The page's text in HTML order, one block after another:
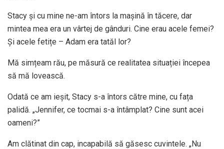
Stacy și cu mine ne-am întors la mașină în tăcere, dar
mintea mea era un vârtej de gânduri. Cine erau acele femei?
Și acele fetițe – Adam era tatăl lor?
Mă simțeam rău, pe măsură ce realitatea situației începea
să mă lovească.
Odată ce am ieșit, Stacy s-a întors către mine, cu fața
palidă. „Jennifer, ce tocmai s-a întâmplat? Cine sunt acei
oameni?”
Am clătinat din cap, incapabilă să găsesc cuvintele. „Nu